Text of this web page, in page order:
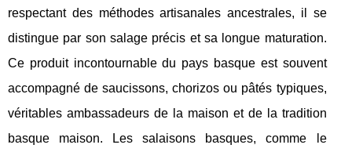
respectant des méthodes artisanales ancestrales, il se
distingue par son salage précis et sa longue maturation.
Ce produit incontournable du pays basque est souvent
accompagné de saucissons, chorizos ou pâtés typiques,
véritables ambassadeurs de la maison et de la tradition
basque maison. Les salaisons basques, comme le